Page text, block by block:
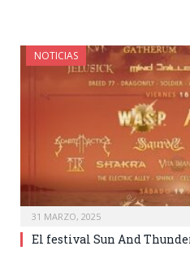
NOTICIAS
31 MARZO, 2025
El festival Sun And